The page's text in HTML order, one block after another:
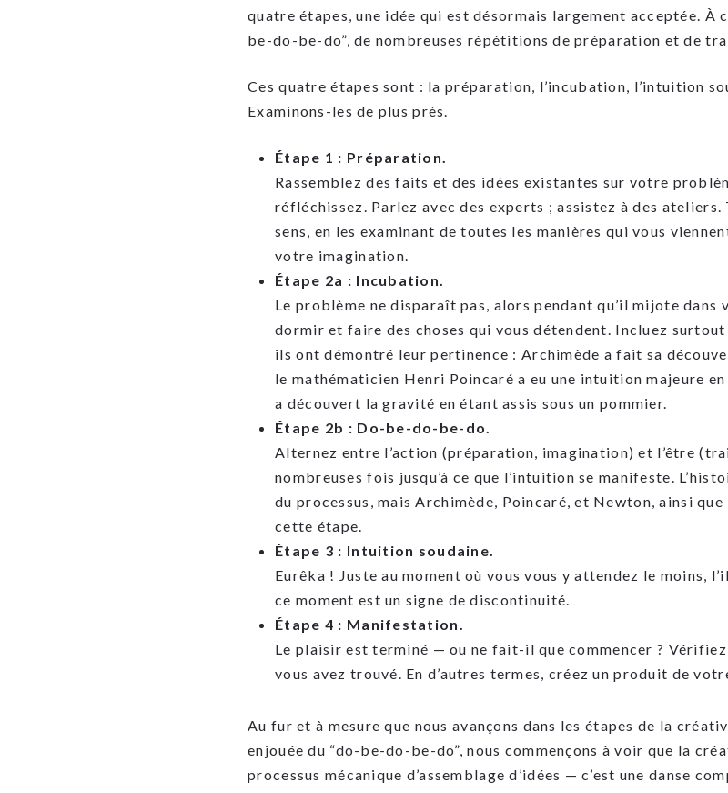
quatre étapes, une idée qui est désormais largement acceptée. À
be-do-be-do”, de nombreuses répétitions de préparation et de
Ces quatre étapes sont : la préparation, l’incubation, l’intuition
Examinons-les de plus près.
Étape 1 : Préparation.
Rassemblez des faits et des idées existantes sur votre
réfléchissez. Parlez avec des experts ; assistez à des ateliers.
sens, en les examinant de toutes les manières qui vous
votre imagination.
Étape 2a : Incubation.
Le problème ne disparaît pas, alors pendant qu’il mijote dans
dormir et faire des choses qui vous détendent. Incluez
ils ont démontré leur pertinence : Archimède a fait sa
le mathématicien Henri Poincaré a eu une intuition majeure
a découvert la gravité en étant assis sous un pommier.
Étape 2b : Do-be-do-be-do.
Alternez entre l’action (préparation, imagination) et l’être
nombreuses fois jusqu’à ce que l’intuition se manifeste.
du processus, mais Archimède, Poincaré, et Newton, ainsi
cette étape.
Étape 3 : Intuition soudaine.
Eurêka ! Juste au moment où vous vous y attendez le moins,
ce moment est un signe de discontinuité.
Étape 4 : Manifestation.
Le plaisir est terminé — ou ne fait-il que commencer ?
vous avez trouvé. En d’autres termes, créez un produit de
Au fur et à mesure que nous avançons dans les étapes de la
enjouée du “do-be-do-be-do”, nous commençons à voir que la
processus mécanique d’assemblage d’idées — c’est une danse